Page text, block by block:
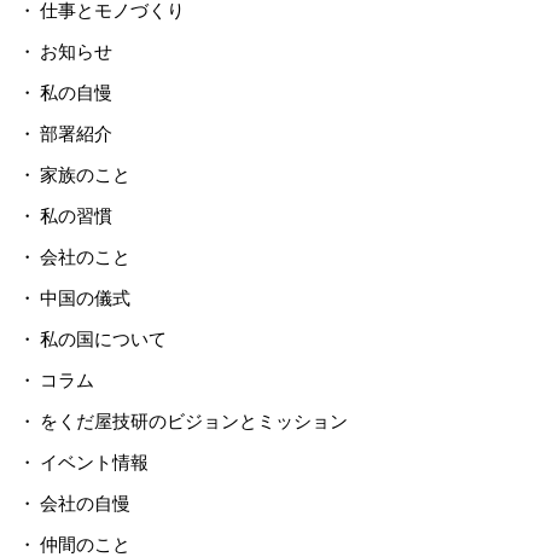
仕事とモノづくり
お知らせ
私の自慢
部署紹介
家族のこと
私の習慣
会社のこと
中国の儀式
私の国について
コラム
をくだ屋技研のビジョンとミッション
イベント情報
会社の自慢
仲間のこと